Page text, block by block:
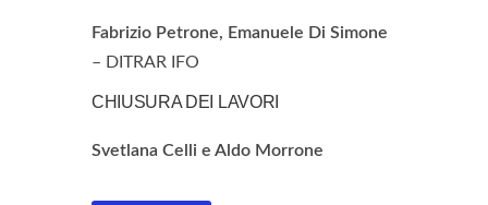
Fabrizio Petrone, Emanuele Di Simone
– DITRAR IFO
CHIUSURA DEI LAVORI
Svetlana Celli e Aldo Morrone